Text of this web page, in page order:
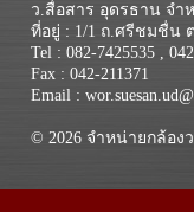
ว.สื่อสาร อุดรธาน จ
ที่อยู่ : 1/1 ถ.ศรีชมชื่น
Tel : 082-7425535 ,
Fax : 042-211371
Email :
© 2026 จำหน่ายกล้อง